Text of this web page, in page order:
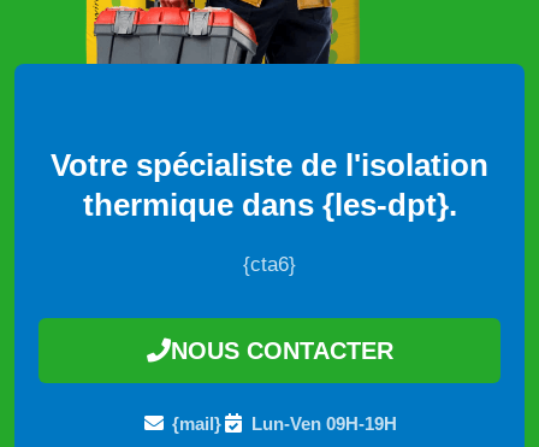
Votre spécialiste de l'isolation
thermique dans {les-dpt}.
{cta6}
NOUS CONTACTER
{mail} Lun-Ven 09H-19H